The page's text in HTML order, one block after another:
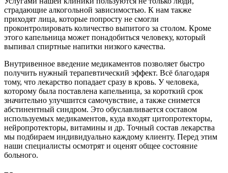
страдающие алкогольной зависимостью. К нам также
приходят лица, которые попросту не смогли
проконтролировать количество выпитого за столом. Кроме
этого капельница может понадобиться человеку, который
выпивал спиртные напитки низкого качества.
Внутривенное введение медикаментов позволяет быстро
получить нужный терапевтический эффект. Всё благодаря
тому, что лекарство попадает сразу в кровь. У человека,
которому была поставлена капельница, за короткий срок
значительно улучшится самочувствие, а также снимется
абстинентный синдром. Это обуславливается составом
используемых медикаментов, куда входят цитопротекторы,
нейропротекторы, витамины и др. Точный состав лекарства
мы подбираем индивидуально каждому клиенту. Перед этим
наши специалисты осмотрят и оценят общее состояние
больного.